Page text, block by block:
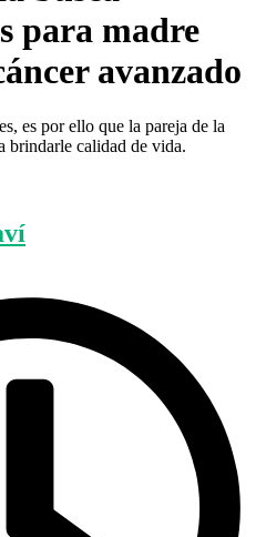
para madre
avanzado
es por ello que la pareja de la
brindarle calidad de vida.